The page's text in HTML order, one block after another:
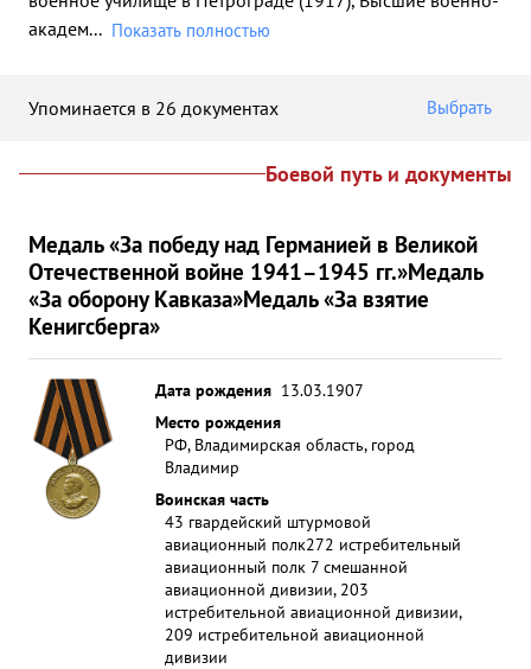
академ... Показать полностью
Упоминается в 26 документах Выбрать
Боевой путь и документы
Медаль «За победу над Германией в Великой
Отечественной войне 1941–1945 гг.»Медаль
«За оборону Кавказа»Медаль «За взятие
Кенигсберга»
Дата рождения 13.03.1907
Место рождения
РФ, Владимирская область, город
Владимир
Воинская часть
43 гвардейский штурмовой
авиационный полк272 истребительный
авиационный полк 7 смешанной
авиационной дивизии, 203
истребительной авиационной дивизии,
209 истребительной авиационной
дивизии